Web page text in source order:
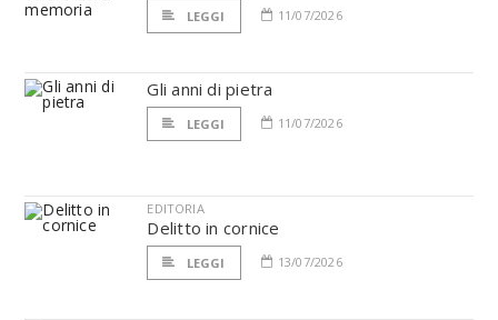
LEGGI 11/07/2026
Gli anni di pietra
LEGGI 11/07/2026
EDITORIA
Delitto in cornice
LEGGI 13/07/2026